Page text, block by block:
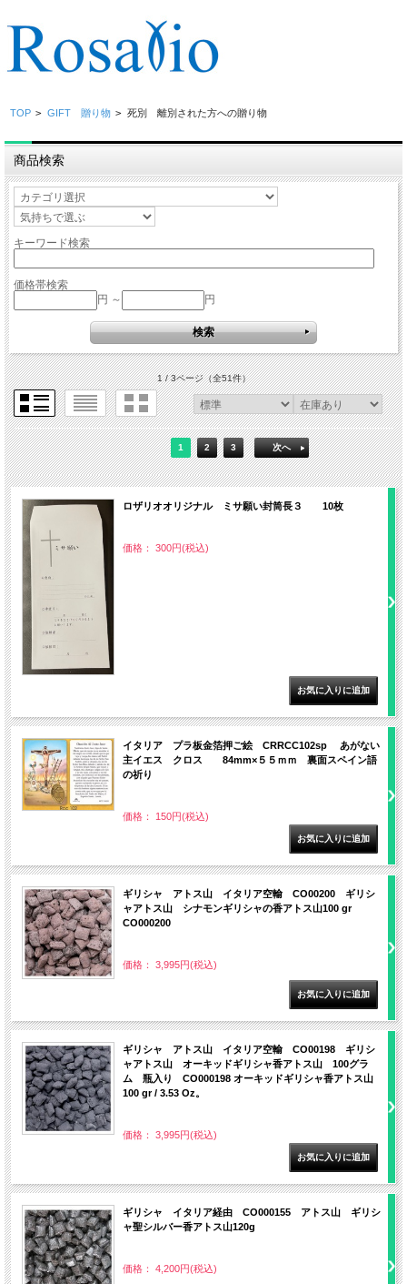
TOP > GIFT 贈り物 > 死別 離別された方への贈り物
商品検索
キーワード検索
価格帯検索
円 ～
円
1 / 3ページ（全51件）
1 2 3 次へ
ロザリオオリジナル ミサ願い封筒長３ 10枚
価格： 300円(税込)
イタリア プラ板金箔押ご絵 CRRCC102sp あがない
主イエス クロス 84mm×５５ｍｍ 裏面スペイン語
の祈り
価格： 150円(税込)
ギリシャ アトス山 イタリア空輸 CO00200 ギリシ
ャアトス山 シナモンギリシャの香アトス山100 gr
CO000200
価格： 3,995円(税込)
ギリシャ アトス山 イタリア空輸 CO00198 ギリシ
ャアトス山 オーキッドギリシャ香アトス山 100グラ
ム 瓶入り CO000198 オーキッドギリシャ香アトス山
100 gr / 3.53 Oz。
価格： 3,995円(税込)
ギリシャ イタリア経由 CO000155 アトス山 ギリシ
ャ聖シルバー香アトス山120g
価格： 4,200円(税込)